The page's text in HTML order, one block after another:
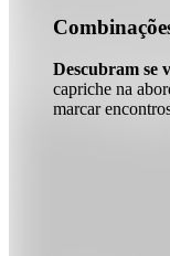
Descubram se
capriche na
marcar